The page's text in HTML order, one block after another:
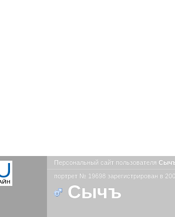
Персональный сайт пользователя
портрет № 19698 зарегистрирован в
Сычъ